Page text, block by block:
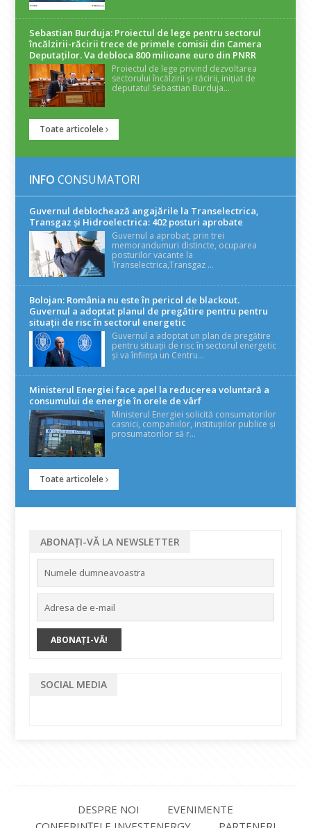
Sebastian Burduja: Proiectul de lege pentru sectorul
încălzirii-răcirii trece de primele comisii din Camera
Deputaților. Va debloca 800 milioane euro din PNRR
Proiectul de lege privind dezvoltarea
sectorului încălzirii și răcirii, inițiat de
deputatul Sebastian Burduja...
Toate articolele
INFO CONSUMATORI
Guvernul deblochează angajările la Transelectrica,
Transgaz și Hidroelectrica: 402 posturi aprobate
Guvernul a aprobat, prin trei
memorandumuri distincte, ocuparea
posturilor vacante la
Transelectrica,Transgaz ...
Bolojan: România nu este în pericol de blackout.
Guvernul a adoptat planul de pregătire pentru pentru
situații de risc în sectorul energetic
Guvernul a adoptat un plan de pregătire
pentru situații de risc în sectorul energetic
și va înființa un Centru...
Ministerul Energiei face apel la reducerea voluntară a
consumului de energie în orele de vârf
Ministerul Energiei solicită consumatorilor
casnici, companiilor, instituțiilor publice și
prosumatorilor să r...
Toate articolele
ABONAȚI-VĂ LA NEWSLETTER
SOCIAL MEDIA
DESPRE NOI
EVENIMENTE